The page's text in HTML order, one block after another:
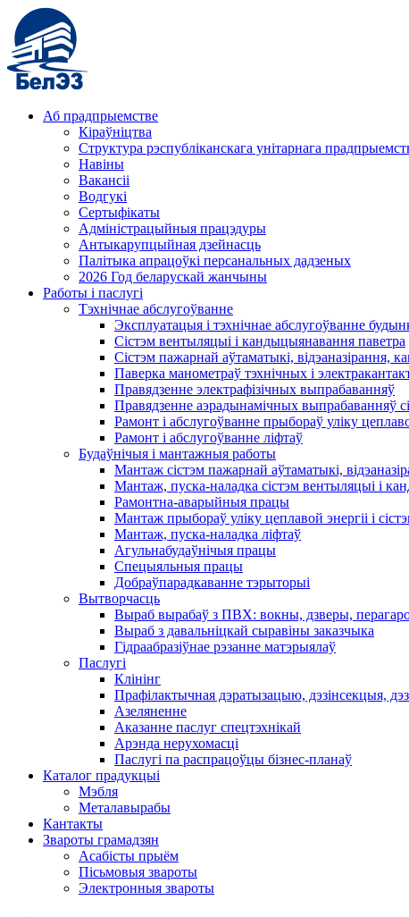
Аб прадпрыемстве
Кіраўніцтва
Структура рэспубліканскага унітарнага
Навіны
Вакансіі
Водгукі
Сертыфікаты
Адміністрацыйныя працэдуры
Антыкарупцыйная дзейнасць
Палітыка апрацоўкі персанальных дадзеных
2026 Год беларускай жанчыны
Работы і паслугі
Тэхнічнае абслугоўванне
Эксплуатацыя і тэхнічнае абслугоўванне
Сістэм вентыляцыі і кандыцыянавання паветра
Сістэм пажарнай аўтаматыкі, відэаназірання,
Паверка манометраў тэхнічных і
Правядзенне электрафізічных выпрабаванняў
Правядзенне аэрадынамічных выпрабаванняў
Рамонт і абслугоўванне прыбораў уліку
Рамонт і абслугоўванне ліфтаў
Будаўнічыя і мантажныя работы
Мантаж сістэм пажарнай аўтаматыкі,
Мантаж, пуска-наладка сістэм вентыляцыі і
Рамонтна-аварыйныя працы
Мантаж прыбораў уліку цеплавой энергіі і
Мантаж, пуска-наладка ліфтаў
Агульнабудаўнічыя працы
Спецыяльныя працы
Добраўпарадкаванне тэрыторыі
Вытворчасць
Выраб вырабаў з ПВХ: вокны, дзверы,
Выраб з давальніцкай сыравіны заказчыка
Гідраабразіўнае рэзанне матэрыялаў
Паслугі
Клінінг
Прафілактычная дэратызацыю, дэзiнсекцыя,
Азеляненне
Аказанне паслуг спецтэхнікай
Арэнда нерухомасці
Паслугі па распрацоўцы бізнес-планаў
Каталог прадукцыі
Мэбля
Металавырабы
Кантакты
Звароты грамадзян
Асабісты прыём
Пісьмовыя звароты
Электронныя звароты